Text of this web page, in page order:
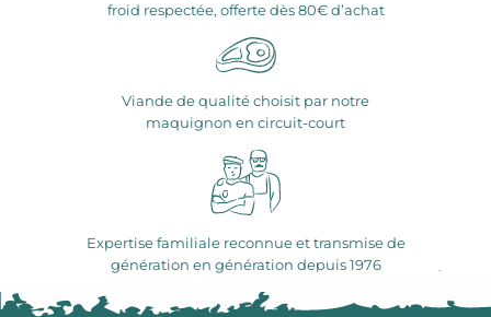
froid respectée, offerte dès 80€ d’achat
Viande de qualité choisit par notre
maquignon en circuit-court
Expertise familiale reconnue et transmise de
génération en génération depuis 1976